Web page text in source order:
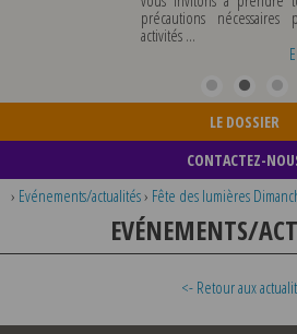
précautions nécessaires
activités ...
LE DOSSIER
CONTACTEZ-
› Evénements/actualités› Fête des lumières
EVÉNEMENTS/
<- Retour aux